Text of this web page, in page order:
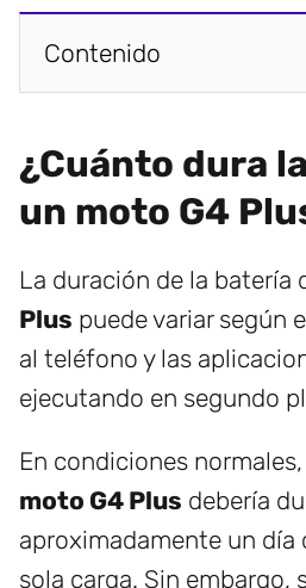
Contenido
¿Cuánto dura
un moto G4
La duración de la batería
Plus puede variar según
al teléfono y las
ejecutando en segundo
En condiciones
moto G4 Plus debería
aproximadamente un
sola carga. Sin embargo,